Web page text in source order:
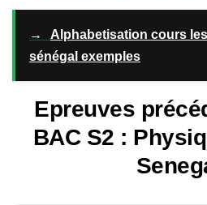
→
Alphabetisation cours
sénégal exemples
Epreuves
BAC S2 :